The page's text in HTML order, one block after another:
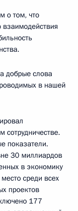
о том, что
взаимодействия
добрые слова
в нашей
сотрудничестве.
показатели.
30 миллиардов
в экономику
среди всех
проектов
177